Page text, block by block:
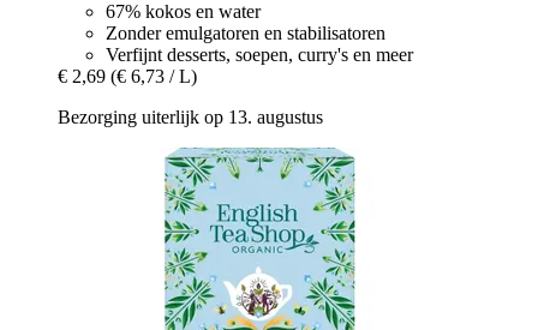
67% kokos en water
Zonder emulgatoren en stabilisatoren
Verfijnt desserts, soepen, curry's en meer
€ 2,69 (€ 6,73 / L)
Bezorging uiterlijk op 13. augustus